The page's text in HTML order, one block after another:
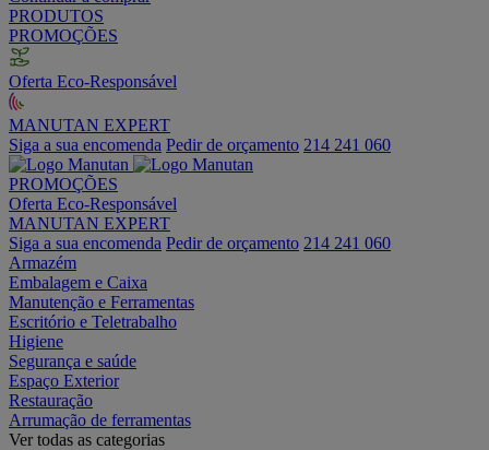
PRODUTOS
PROMOÇÕES
Oferta Eco-Responsável
MANUTAN EXPERT
Siga a sua encomenda Pedir de orçamento 214 241 060
PROMOÇÕES
Oferta Eco-Responsável
MANUTAN EXPERT
Siga a sua encomenda Pedir de orçamento 214 241 060
Armazém
Embalagem e Caixa
Manutenção e Ferramentas
Escritório e Teletrabalho
Higiene
Segurança e saúde
Espaço Exterior
Restauração
Arrumação de ferramentas
Ver todas as categorias